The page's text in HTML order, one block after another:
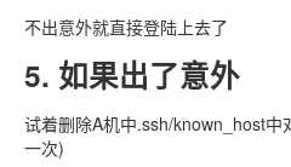
不出意外就直接登陆上去了
5. 如果出了意外
试着删除A机中.ssh/known_host中
一次)